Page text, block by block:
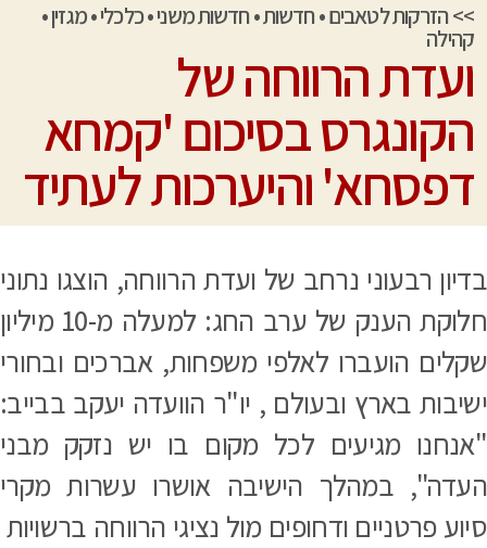
>>הזרקות לטאבים•חדשות•חדשות משני•כלכלי•מגזין•
קהילה
ועדת הרווחה של
הקונגרס בסיכום 'קמחא
דפסחא' והיערכות לעתיד
רבעוני נרחב של ועדת הרווחה, הוצגו נתוני
חלוקת הענק של ערב החג: למעלה מ-10 מיליון
הועברו לאלפי משפחות, אברכים ובחורי
בארץ ובעולם , יו"ר הוועדה יעקב בבייב:
מגיעים לכל מקום בו יש נזקק מבני
במהלך הישיבה אושרו עשרות מקרי
פרטניים ודחופים מול נציגי הרווחה ברשויות